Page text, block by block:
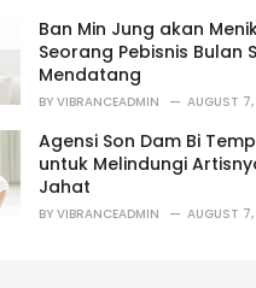
Ban Min Jung akan
Seorang Pebisnis Bulan
Mendatang
BY VIBRANCEADMIN AUGUST
Agensi Son Dam Bi
untuk Melindungi
Jahat
BY VIBRANCEADMIN AUGUST